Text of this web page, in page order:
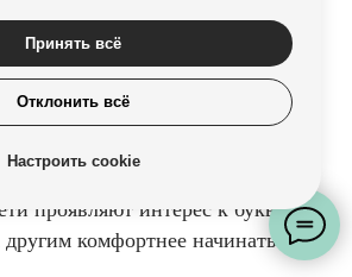
для начала знакомства с
— 4-5 лет, когда
проявляют интерес к буквам
комфортнее начинать в
Принять всё
Отклонить всё
Настроить cookie